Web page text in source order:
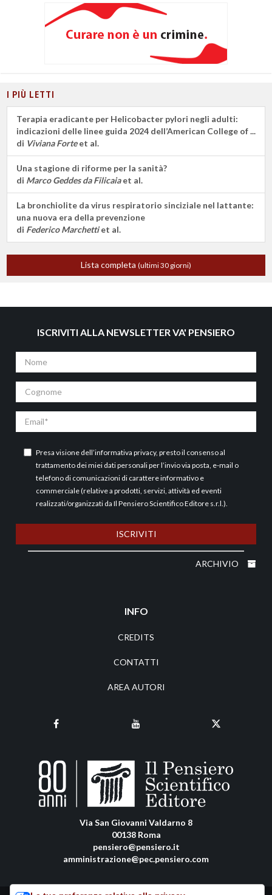
I PIÙ LETTI
Terapia eradicante per Helicobacter pylori negli adulti:
indicazioni delle linee guida 2024 dell’American College of ...
di Viviana Forteet al.
Una stagione di riforme per la sanità?
di Marco Geddes da Filicaiaet al.
La bronchiolite da virus respiratorio sinciziale nel lattante:
una nuova era della prevenzione
di Federico Marchettiet al.
Lista completa (ultimi 30 giorni)
ISCRIVITI ALLA NEWSLETTER VA' PENSIERO
Nome
Cognome
Email
Presa visione dell’informativa privacy, presto il consenso al
trattamento dei miei dati personali per l’invio via posta, e-mail o
telefono di comunicazioni di carattere informativo e
commerciale (relative a prodotti, servizi, attività ed eventi
realizzati/organizzati da Il Pensiero Scientifico Editore s.r.l.).
ISCRIVITI
ARCHIVIO
INFO
CREDITS
CONTATTI
AREA AUTORI
Via San Giovanni Valdarno 8
00138 Roma
pensiero@pensiero.it
amministrazione@pec.pensiero.com